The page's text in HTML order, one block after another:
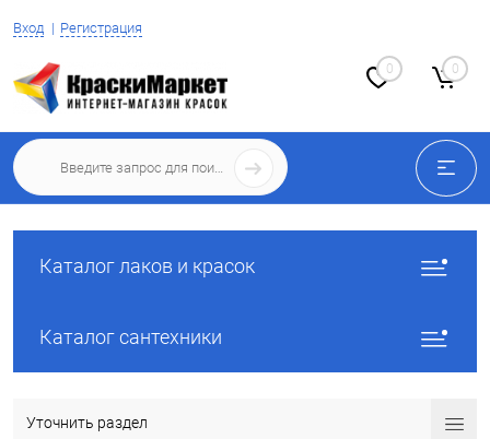
Вход Регистрация
0 0
Каталог лаков и красок
Каталог сантехники
Уточнить раздел